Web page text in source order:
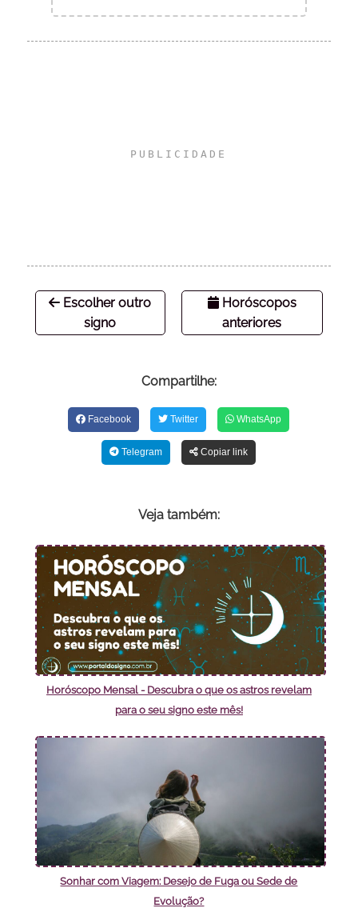
Escolher outro
signo
Horóscopos
anteriores
Compartilhe:
Facebook Twitter WhatsApp
Telegram Copiar link
Veja também:
Horóscopo Mensal - Descubra o que os astros revelam
para o seu signo este mês!
Sonhar com Viagem: Desejo de Fuga ou Sede de
Evolução?